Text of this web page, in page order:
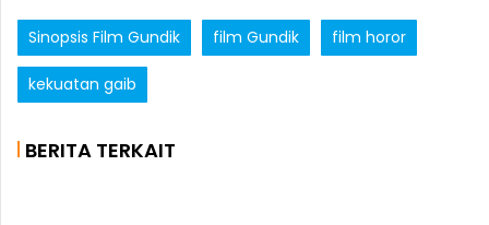
Sinopsis Film Gundik film Gundik film horor
kekuatan gaib
BERITA TERKAIT